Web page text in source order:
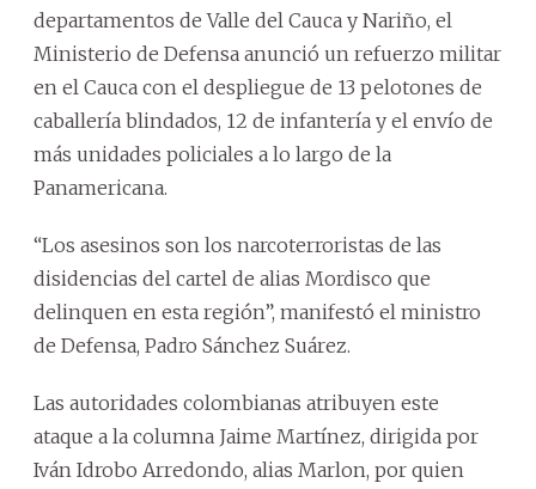
departamentos de Valle del Cauca y Nariño, el
Ministerio de Defensa anunció un refuerzo militar
en el Cauca con el despliegue de 13 pelotones de
caballería blindados, 12 de infantería y el envío de
más unidades policiales a lo largo de la
Panamericana.
“Los asesinos son los narcoterroristas de las
disidencias del cartel de alias Mordisco que
delinquen en esta región”, manifestó el ministro
de Defensa, Padro Sánchez Suárez.
Las autoridades colombianas atribuyen este
ataque a la columna Jaime Martínez, dirigida por
Iván Idrobo Arredondo, alias Marlon, por quien